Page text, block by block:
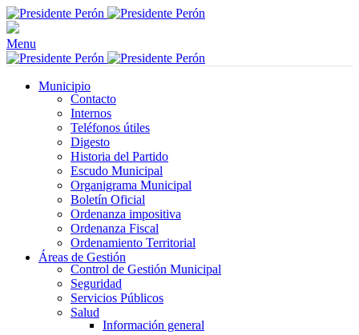
Menu
Municipio
Contacto
Internos
Teléfonos útiles
Digesto
Historia del Partido
Escudo Municipal
Organigrama Municipal
Boletín Oficial
Ordenanza impositiva
Ordenanza Fiscal
Ordenamiento Territorial
Áreas de Gestión
Control de Gestión Municipal
Seguridad
Servicios Públicos
Salud
Información general